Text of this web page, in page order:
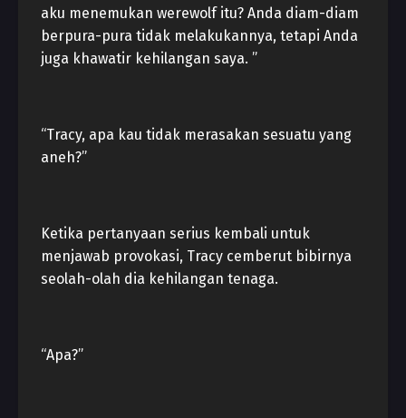
aku menemukan werewolf itu? Anda diam-diam
berpura-pura tidak melakukannya, tetapi Anda
juga khawatir kehilangan saya. ”
“Tracy, apa kau tidak merasakan sesuatu yang
aneh?”
Ketika pertanyaan serius kembali untuk
menjawab provokasi, Tracy cemberut bibirnya
seolah-olah dia kehilangan tenaga.
“Apa?”